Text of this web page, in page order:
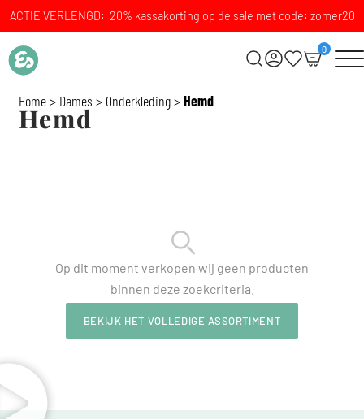
ACTIE VERLENGD: 20% kassakorting op de sale met code: zomer20
0
Home> Dames > Onderkleding>Hemd
Hemd
Op dit moment verkopen wij geen producten
binnen deze zoekcriteria.
BEKIJK HET VOLLEDIGE ASSORTIMENT